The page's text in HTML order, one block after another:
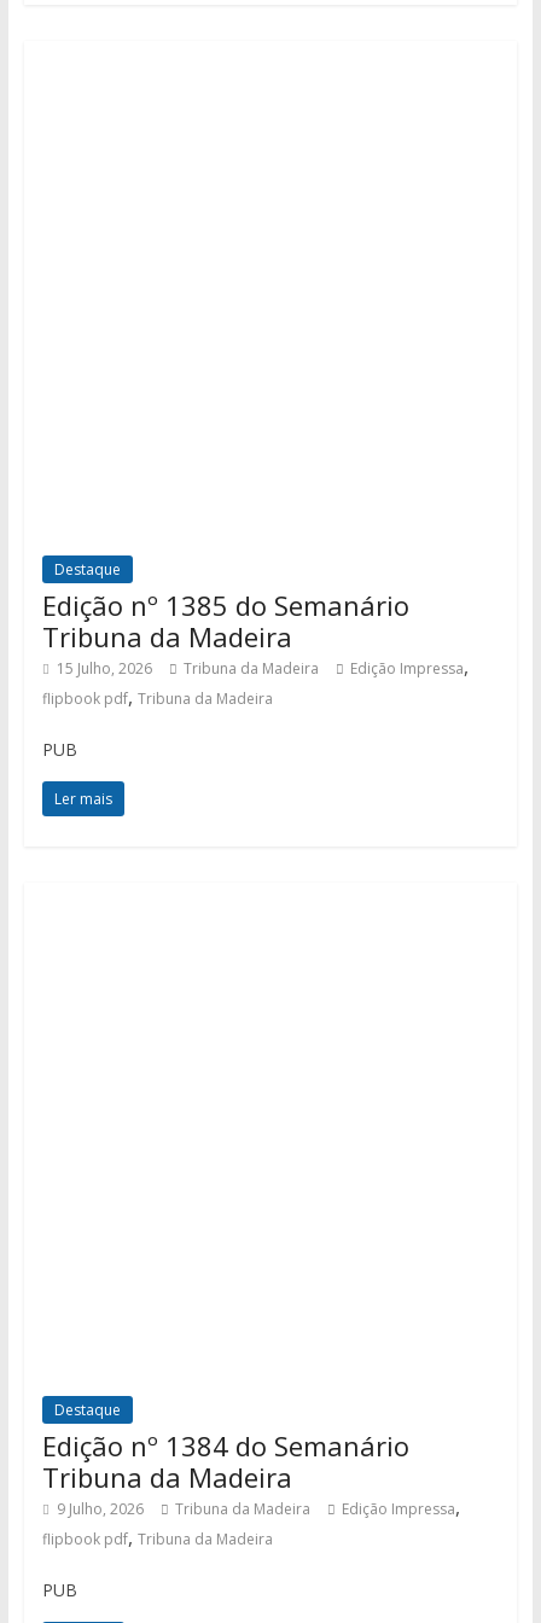
Destaque
Edição nº 1385 do Semanário
Tribuna da Madeira
15 Julho, 2026 Tribuna da Madeira Edição Impressa,
flipbook pdf, Tribuna da Madeira
PUB
Ler mais
Destaque
Edição nº 1384 do Semanário
Tribuna da Madeira
9 Julho, 2026 Tribuna da Madeira Edição Impressa,
flipbook pdf, Tribuna da Madeira
PUB